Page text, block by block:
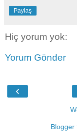
Paylaş
Hiç yorum yok:
Yorum Gönder
‹
Blogger